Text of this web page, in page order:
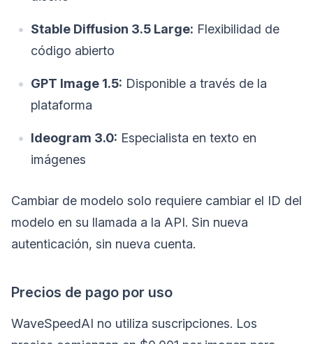
Stable Diffusion 3.5 Large: Flexibilidad de
código abierto
GPT Image 1.5: Disponible a través de la
plataforma
Ideogram 3.0: Especialista en texto en
imágenes
Cambiar de modelo solo requiere cambiar el ID del
modelo en su llamada a la API. Sin nueva
autenticación, sin nueva cuenta.
Precios de pago por uso
WaveSpeedAI no utiliza suscripciones. Los